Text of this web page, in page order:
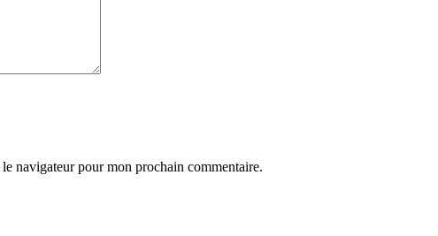
navigateur pour mon prochain commentaire.